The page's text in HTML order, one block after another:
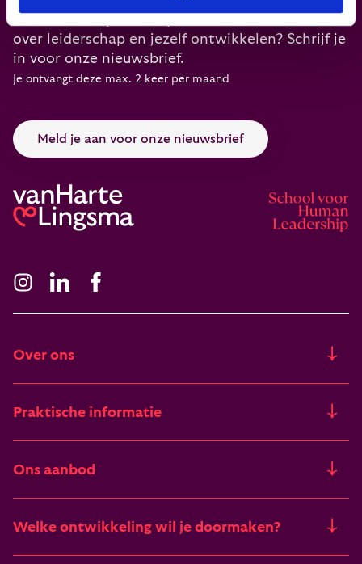
over leiderschap en jezelf ontwikkelen? Schrijf je
in voor onze nieuwsbrief.
Je ontvangt deze max. 2 keer per maand
Meld je aan voor onze nieuwsbrief
Over ons
Artikelen & verhalen
Praktische informatie
Begrippenlijst
Ons aanbod
Welke ontwikkeling wil je doormaken?